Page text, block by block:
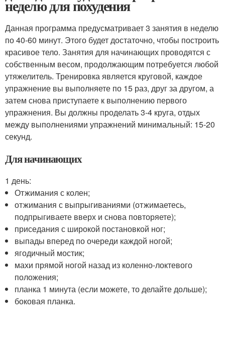
неделю для похудения
Данная программа предусматривает 3 занятия в неделю
по 40-60 минут. Этого будет достаточно, чтобы построить
красивое тело. Занятия для начинающих проводятся с
собственным весом, продолжающим потребуется любой
утяжелитель. Тренировка является круговой, каждое
упражнение вы выполняете по 15 раз, друг за другом, а
затем снова приступаете к выполнению первого
упражнения. Вы должны проделать 3-4 круга, отдых
между выполнениями упражнений минимальный: 15-20
секунд.
Для начинающих
1 день:
Отжимания с колен;
отжимания с выпрыгиваниями (отжимаетесь,
подпрыгиваете вверх и снова повторяете);
приседания с широкой постановкой ног;
выпады вперед по очереди каждой ногой;
ягодичный мостик;
махи прямой ногой назад из коленно-локтевого
положения;
планка 1 минута (если можете, то делайте дольше);
боковая планка.